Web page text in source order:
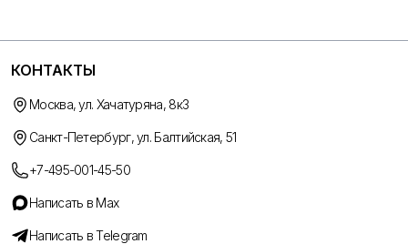
КОНТАКТЫ
Москва, ул. Хачатуряна, 8к3
Санкт-Петербург, ул. Балтийская, 51
+7-495-001-45-50
Написать в Max
Написать в Telegram